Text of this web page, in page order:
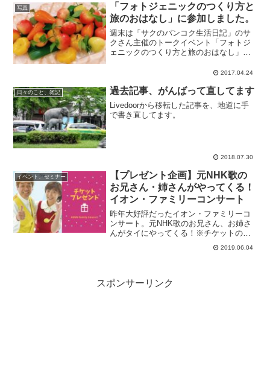
写真
「フォトジェニックのつくり方と
旅のおはなし」に参加しました。
週末は「サクのバンコク生活日記」のサ
クさん主催のトークイベント「フォトジ
ェニックのつくり方と旅のおはなし」に
たタイのお菓子、ルーク・チュップ。つ
が、触ってみるとやわらかく...
2017.04.24
日々のこと、雑記 過去記事、がんばって直してます
Livedoorから移転した記事を、地道に手
で書き直してます。
2018.07.30
イベント、セミナー
【プレゼント企画】元NHK歌の
お兄さん・姉さんがやってくる！
イオン・ファミリーコンサート
昨年大好評だったイオン・ファミリーコ
ンサート。元NHK歌のお兄さん、お姉さ
んがタイにやってくる！※チケットのプ
2019.06.04
スポンサーリンク